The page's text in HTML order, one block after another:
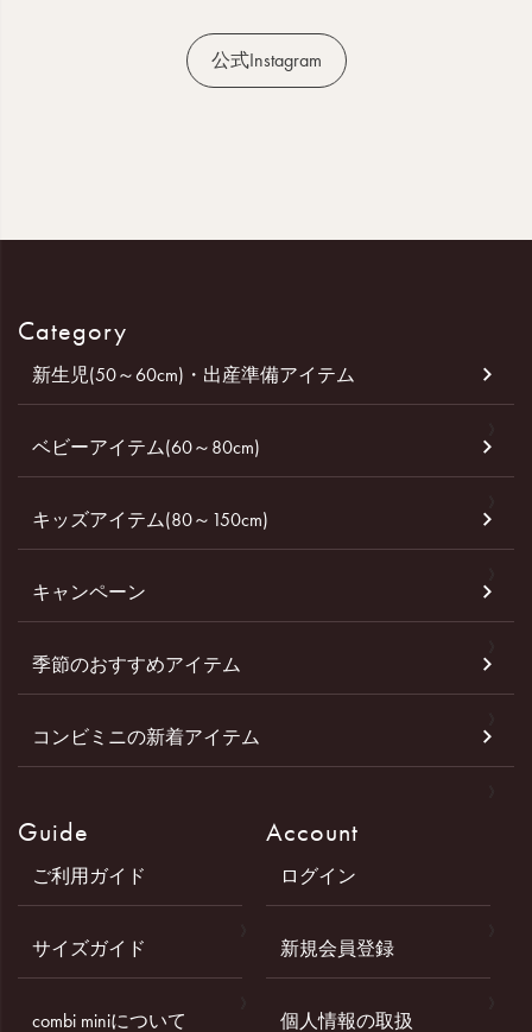
公式Instagram
Category
新生児(50～60cm)・出産準備アイテム
ベビーアイテム(60～80cm)
キッズアイテム(80～150cm)
キャンペーン
季節のおすすめアイテム
コンビミニの新着アイテム
Guide
ご利用ガイド
サイズガイド
combi miniについて
Account
ログイン
新規会員登録
個人情報の取扱